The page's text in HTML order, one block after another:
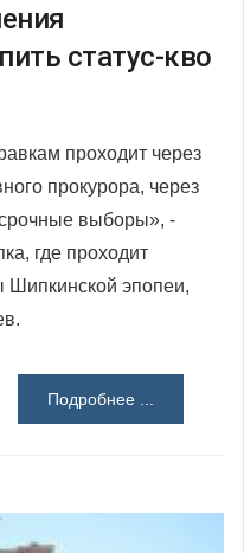
статус-кво
проходит через
прокурора, через
выборы», -
где проходит
Шипкинской эпопеи,
Подробнее ...